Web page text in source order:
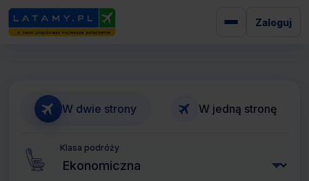
Zaloguj
W dwie strony W jedną stronę
Klasa podróży